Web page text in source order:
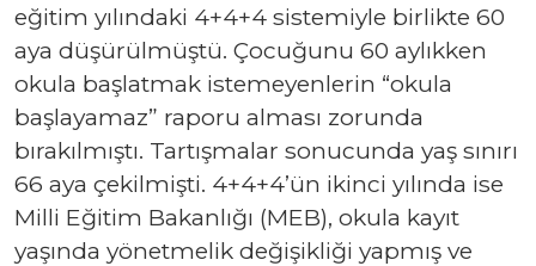
eğitim yılındaki 4+4+4 sistemiyle birlikte 60
aya düşürülmüştü. Çocuğunu 60 aylıkken
okula başlatmak istemeyenlerin “okula
başlayamaz” raporu alması zorunda
bırakılmıştı. Tartışmalar sonucunda yaş sınırı
66 aya çekilmişti. 4+4+4’ün ikinci yılında ise
Milli Eğitim Bakanlığı (MEB), okula kayıt
yaşında yönetmelik değişikliği yapmış ve